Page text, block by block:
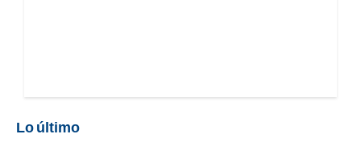
Lo último